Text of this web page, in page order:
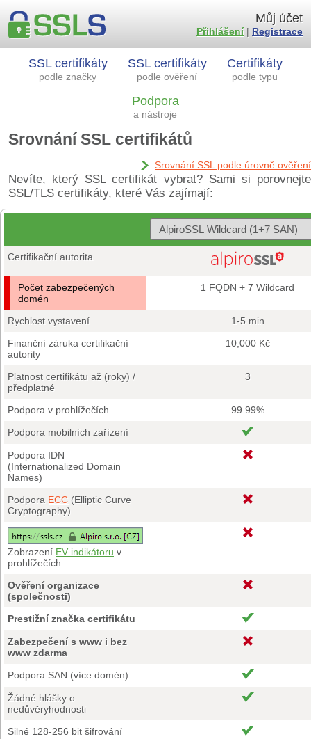
SSL certifikáty
podle značky
SSL certifikáty
podle ověření
Certifikáty
podle typu
Podpora
a nástroje
Můj účet
Přihlášení| Registrace
Srovnání SSL certifikátů
Srovnání SSL podle úrovně ověření
Nevíte, který SSL certifikát vybrat? Sami si porovnejte
SSL/TLS certifikáty, které Vás zajímají:
Certifikační autorita
Počet zabezpečených
domén
1 FQDN + 7 Wildcard
Rychlost vystavení
1-5 min
Finanční záruka certifikační
autority
10,000 Kč
Platnost certifikátu až (roky) /
předplatné
3
Podpora v prohlížečích
99.99%
Podpora mobilních zařízení
Podpora IDN
(Internationalized Domain
Names)
Podpora ECC (Elliptic Curve
Cryptography)
Zobrazení EV indikátoru v
prohlížečích
Ověření organizace
(společnosti)
Prestižní značka certifikátu
Zabezpečení s www i bez
www zdarma
Podpora SAN (více domén)
Žádné hlášky o
nedůvěryhodnosti
Silné 128-256 bit šifrování